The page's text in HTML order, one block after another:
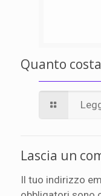
Quanto
Lascia un
Il tuo indirizzo